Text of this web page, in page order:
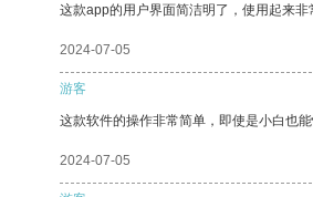
这款app的用户界面简洁明了，使用起来
2024-07-05
游客
这款软件的操作非常简单，即使是小白也能
2024-07-05